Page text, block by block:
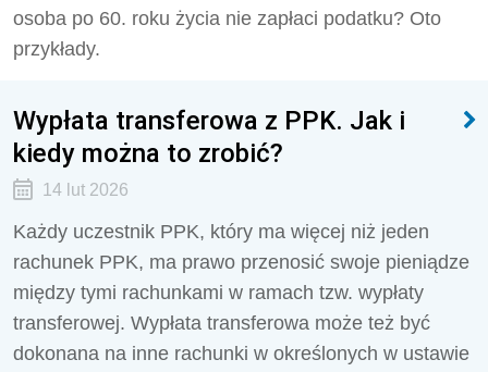
osoba po 60. roku życia nie zapłaci podatku? Oto
przykłady.
Wypłata transferowa z PPK. Jak i
kiedy można to zrobić?
14 lut 2026
Każdy uczestnik PPK, który ma więcej niż jeden
rachunek PPK, ma prawo przenosić swoje pieniądze
między tymi rachunkami w ramach tzw. wypłaty
transferowej. Wypłata transferowa może też być
dokonana na inne rachunki w określonych w ustawie